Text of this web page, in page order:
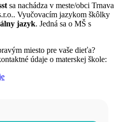
sa nachádza v meste/obci Trnava
Vyučovacím jazykom škôlky
jazyk. Jedná sa o MŠ s
miesto pre vaše dieťa?
údaje o materskej škole: